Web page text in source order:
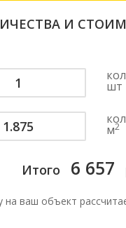
И
шт
м2
Итого 6 657
на ваш объект